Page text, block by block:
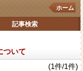
ホーム
記事検索
ついて
(1件/1件)